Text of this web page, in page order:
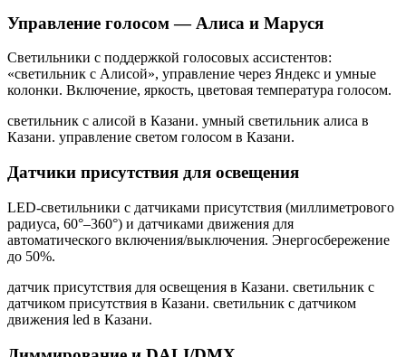
Управление голосом — Алиса и Маруся
Светильники с поддержкой голосовых ассистентов:
«светильник с Алисой», управление через Яндекс и умные
колонки. Включение, яркость, цветовая температура голосом.
светильник с алисой в Казани. умный светильник алиса в
Казани. управление светом голосом в Казани.
Датчики присутствия для освещения
LED-светильники с датчиками присутствия (миллиметрового
радиуса, 60°–360°) и датчиками движения для
автоматического включения/выключения. Энергосбережение
до 50%.
датчик присутствия для освещения в Казани. светильник с
датчиком присутствия в Казани. светильник с датчиком
движения led в Казани.